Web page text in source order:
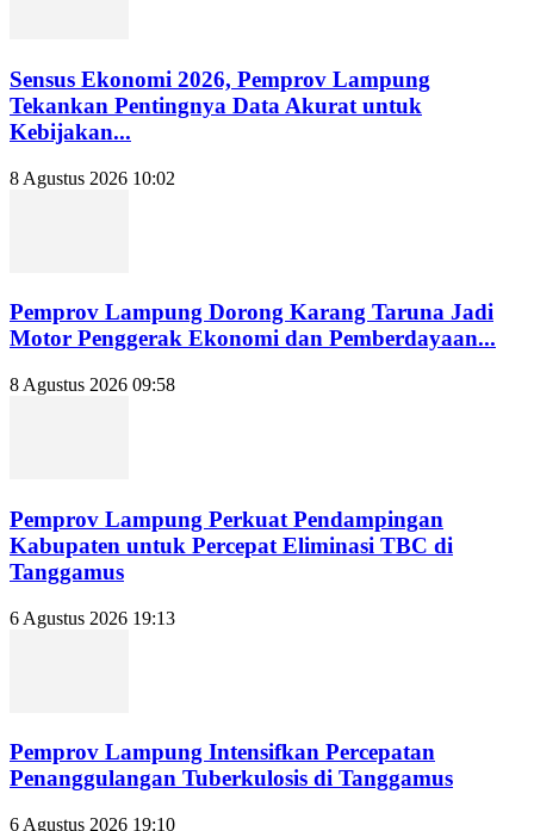
Sensus Ekonomi 2026, Pemprov Lampung
Tekankan Pentingnya Data Akurat untuk
Kebijakan...
8 Agustus 2026 10:02
Pemprov Lampung Dorong Karang Taruna Jadi
Motor Penggerak Ekonomi dan Pemberdayaan...
8 Agustus 2026 09:58
Pemprov Lampung Perkuat Pendampingan
Kabupaten untuk Percepat Eliminasi TBC di
Tanggamus
6 Agustus 2026 19:13
Pemprov Lampung Intensifkan Percepatan
Penanggulangan Tuberkulosis di Tanggamus
6 Agustus 2026 19:10